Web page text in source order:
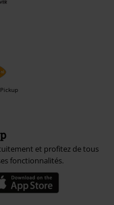
et profitez de tous
fonctionnalités.